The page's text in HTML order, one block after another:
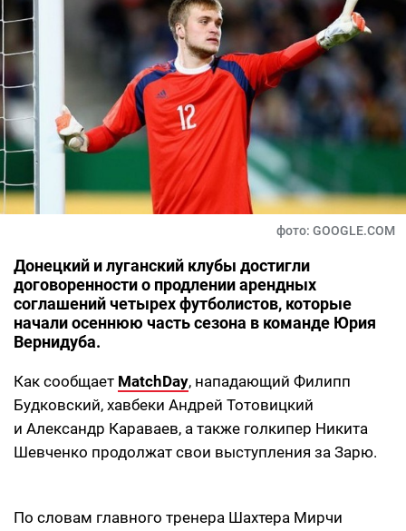
фото: GOOGLE.COM
Донецкий и луганский клубы достигли
договоренности о продлении арендных
соглашений четырех футболистов, которые
начали осеннюю часть сезона в команде Юрия
Вернидуба.
Как сообщает MatchDay, нападающий Филипп
Будковский, хавбеки Андрей Тотовицкий
и Александр Караваев, а также голкипер Никита
Шевченко продолжат свои выступления за Зарю.
По словам главного тренера Шахтера Мирчи